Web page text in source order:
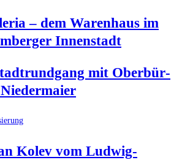
– dem Waren­haus im
Innenstadt
mit Ober­bür­
Kolev vom Lud­wig-